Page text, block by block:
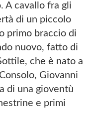
A cavallo fra gli
di un piccolo
primo braccio di
nuovo, fatto di
che è nato a
Giovanni
di una gioventù
e primi